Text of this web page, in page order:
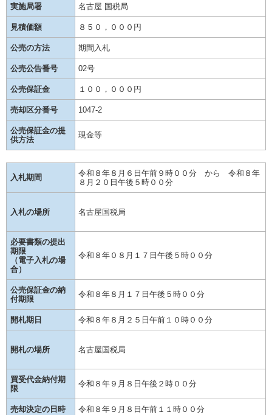
実施局署 名古屋 国税局
見積価額 ８５０，０００円
公売の方法 期間入札
公売公告番号 02号
公売保証金 １００，０００円
売却区分番号 1047-2
公売保証金の提
供方法
現金等
入札期間
令和８年８月６日午前９時００分 から 令和８年
８月２０日午後５時００分
入札の場所 名古屋国税局
必要書類の提出
期限
（電子入札の場
合）
令和８年０８月１７日午後５時００分
公売保証金の納
付期限
令和８年８月１７日午後５時００分
開札期日 令和８年８月２５日午前１０時００分
開札の場所 名古屋国税局
買受代金納付期
限
令和８年９月８日午後２時００分
売却決定の日時 令和８年９月８日午前１１時００分